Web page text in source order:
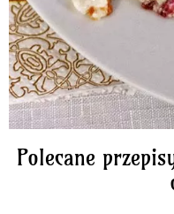
Polecane